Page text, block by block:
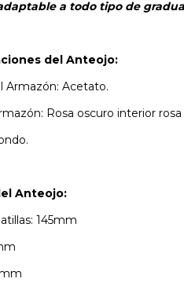
a todo tipo de
del Anteojo:
Armazón: Acetato.
Rosa oscuro interior
Anteojo:
145mm